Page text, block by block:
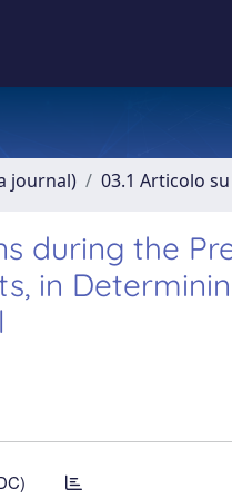
journal) 03.1 Articolo
during the
in